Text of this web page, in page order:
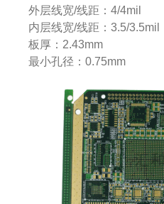
外层线宽/线距：4/4mil
内层线宽/线距：3.5/3.5mil
板厚：2.43mm
最小孔径：0.75mm